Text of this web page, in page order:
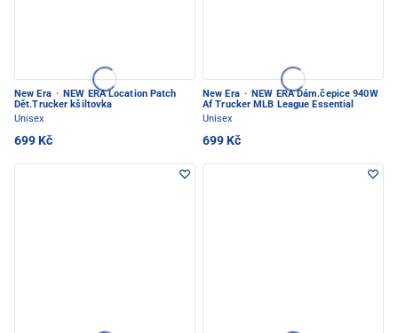
New Era · NEW ERA Location Patch
Dět.Trucker kšiltovka
Unisex
699 Kč
New Era · NEW ERA Dám.čepice 940W
Af Trucker MLB League Essential
Unisex
699 Kč